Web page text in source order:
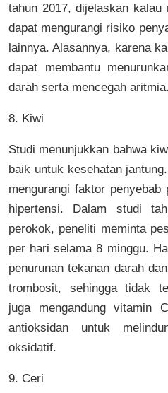
tahun 2017, dijelaskan
dapat mengurangi risiko
lainnya. Alasannya, karena
dapat membantu
darah serta mencegah aritmia.
8. Kiwi
Studi menunjukkan bahwa
baik untuk kesehatan
mengurangi faktor
hipertensi. Dalam studi
perokok, peneliti meminta
per hari selama 8 minggu.
penurunan tekanan darah
trombosit, sehingga tidak
juga mengandung vitamin
antioksidan untuk
oksidatif.
9. Ceri